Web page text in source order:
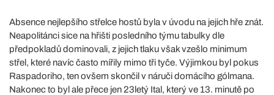
Absence nejlepšího střelce hostů byla v úvodu na jejich hře znát.
Neapolitánci sice na hřišti posledního týmu tabulky dle
předpokladů dominovali, z jejich tlaku však vzešlo minimum
střel, které navíc často mířily mimo tři tyče. Výjimkou byl pokus
Raspadoriho, ten ovšem skončil v náruči domácího gólmana.
Nakonec to byl ale přece jen 23letý Ital, který ve 13. minutě po